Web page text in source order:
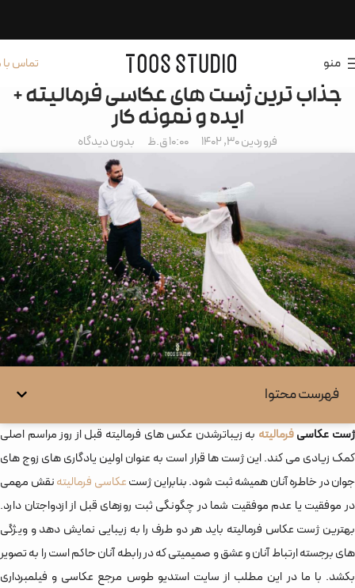
منو تماس با
جذاب ترین ژست های عکاسی فرمالیته +
ایده و نمونه کار
فروردین 30, 1402 10:00 ق.ظ بدون دیدگاه
فهرست محتوا
ژست عکاسیفرمالیته به زیباترشدن عکس های فرمالیته قبل از روز مراسم اصلی
کمک زیادی می کند. این ژست ها قرار است به عنوان اولین یادگاری های زوج های
جوان در خاطره آنان همیشه ثبت شود. بنابراین ژستعکاسی فرمالیتهنقش مهمی
در موفقیت یا عدم موفقیت شما در چگونگی ثبت روزهای قبل از ازدواجتان دارد.
بهترین ژست عکاس فرمالیته باید هر دو طرف را به زیبایی نمایش دهد و ویژگی
های برجسته ارتباط آنان و عشق و صمیمیتی که در رابطه آنان حاکم است را به تصویر
بکشد. با ما در این مطلب از سایت استدیو طوس مرجع عکاسی و فیلمبرداری